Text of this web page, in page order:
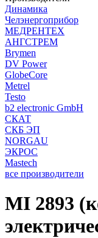
Динамика
Челэнергоприбор
МЕДРЕНТЕХ
АНГСТРЕМ
Brymen
DV Power
GlobeCore
Metrel
Testo
b2 electronic GmbH
СКАТ
СКБ ЭП
NORGAU
ЭКРОС
Mastech
все производители
MI 2893